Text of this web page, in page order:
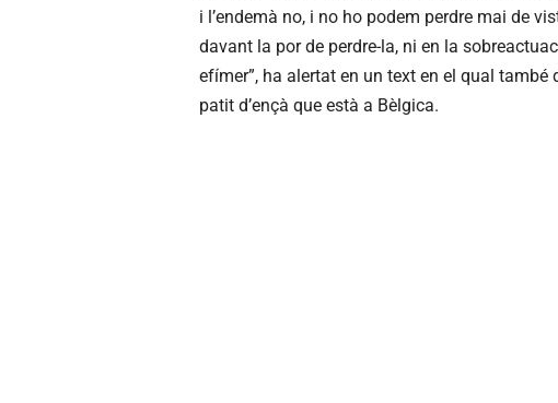
i l’endemà no, i no ho podem perdre mai de
davant la por de perdre-la, ni en la
efímer”, ha alertat en un text en el qual
patit d’ençà que està a Bèlgica.